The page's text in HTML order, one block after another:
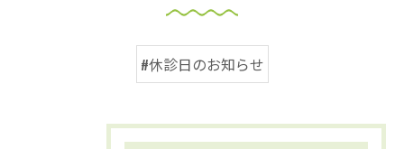
#休診日のお知らせ